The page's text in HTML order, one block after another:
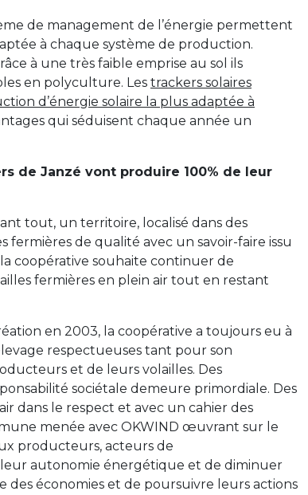
de management de l’énergie permettent
à chaque système de production.
à une très faible emprise au sol ils
en polyculture. Les trackers solaires
d’énergie solaire la plus adaptée à
qui séduisent chaque année un
de Janzé vont produire 100% de leur
tout, un territoire, localisé dans des
fermières de qualité avec un savoir-faire issu
coopérative souhaite continuer de
fermières en plein air tout en restant
en 2003, la coopérative a toujours eu à
respectueuses tant pour son
et de leurs volailles. Des
sociétale demeure primordiale. Des
dans le respect et avec un cahier des
menée avec OKWIND œuvrant sur le
producteurs, acteurs de
leur autonomie énergétique et de diminuer
des économies et de poursuivre leurs actions